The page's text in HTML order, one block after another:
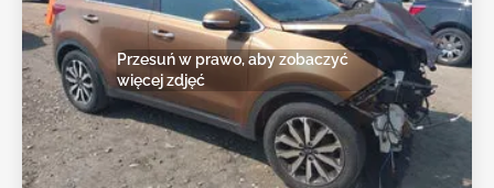
Przesuń w prawo, aby zobaczyć
więcej zdjęć